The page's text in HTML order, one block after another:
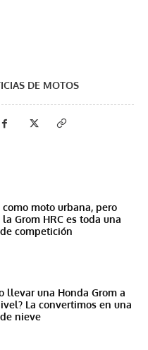
DE MOTOS
como moto urbana, pero
Grom HRC es toda una
competición
llevar una Honda Grom a
La convertimos en una
nieve